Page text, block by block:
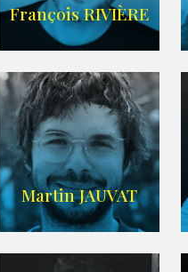
François RIVIÈRE
LIEN IMDB
Martin JAUVAT